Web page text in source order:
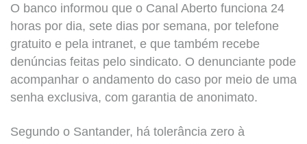
O banco informou que o Canal Aberto funciona 24
horas por dia, sete dias por semana, por telefone
gratuito e pela intranet, e que também recebe
denúncias feitas pelo sindicato. O denunciante pode
acompanhar o andamento do caso por meio de uma
senha exclusiva, com garantia de anonimato.
Segundo o Santander, há tolerância zero à